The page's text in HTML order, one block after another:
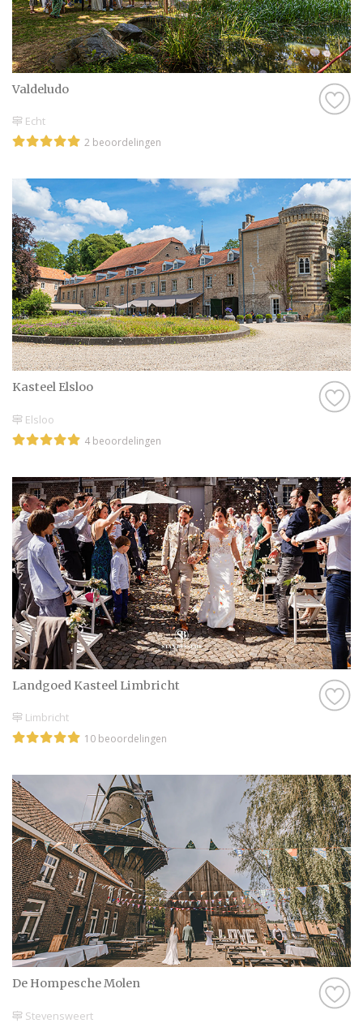
Valdeludo
Echt
2 beoordelingen
Kasteel Elsloo
Elsloo
4 beoordelingen
Landgoed Kasteel Limbricht
Limbricht
10 beoordelingen
De Hompesche Molen
Stevensweert